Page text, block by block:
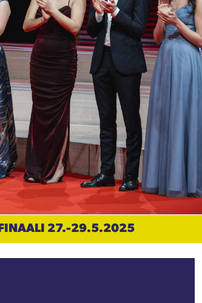
FINAALI 27.-29.5.2025